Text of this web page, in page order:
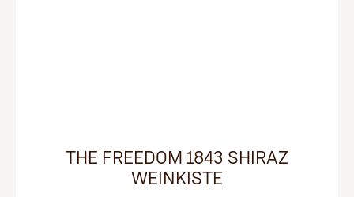
THE FREEDOM 1843 SHIRAZ
WEINKISTE